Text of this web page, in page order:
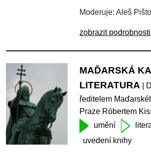
Moderuje: Aleš
zobrazit podrobnosti
MAĎARSKÁ
LITERATURA |
ředitelem
Praze Róbertem
umění
uvedení knihy